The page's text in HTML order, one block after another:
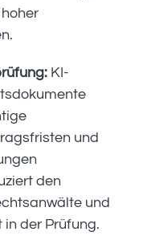
KI-
und
den
und
der Prüfung.